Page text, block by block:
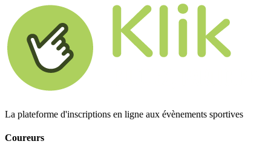
La plateforme d'inscriptions en ligne aux évènements sportives
Coureurs